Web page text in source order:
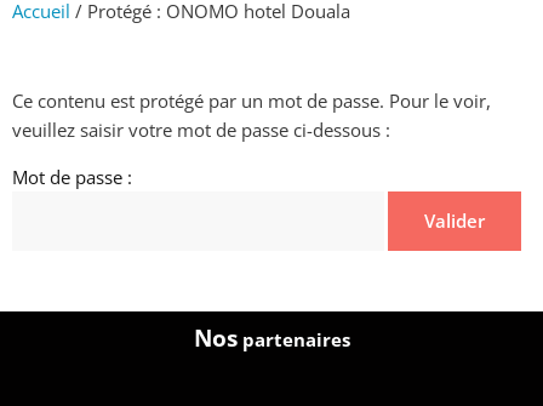
Accueil / Protégé : ONOMO hotel Douala
Ce contenu est protégé par un mot de passe. Pour le voir,
veuillez saisir votre mot de passe ci-dessous :
Mot de passe :
Nospartenaires